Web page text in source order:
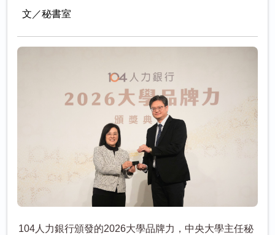
文／秘書室
104人力銀行頒發的2026大學品牌力，中央大學主任秘